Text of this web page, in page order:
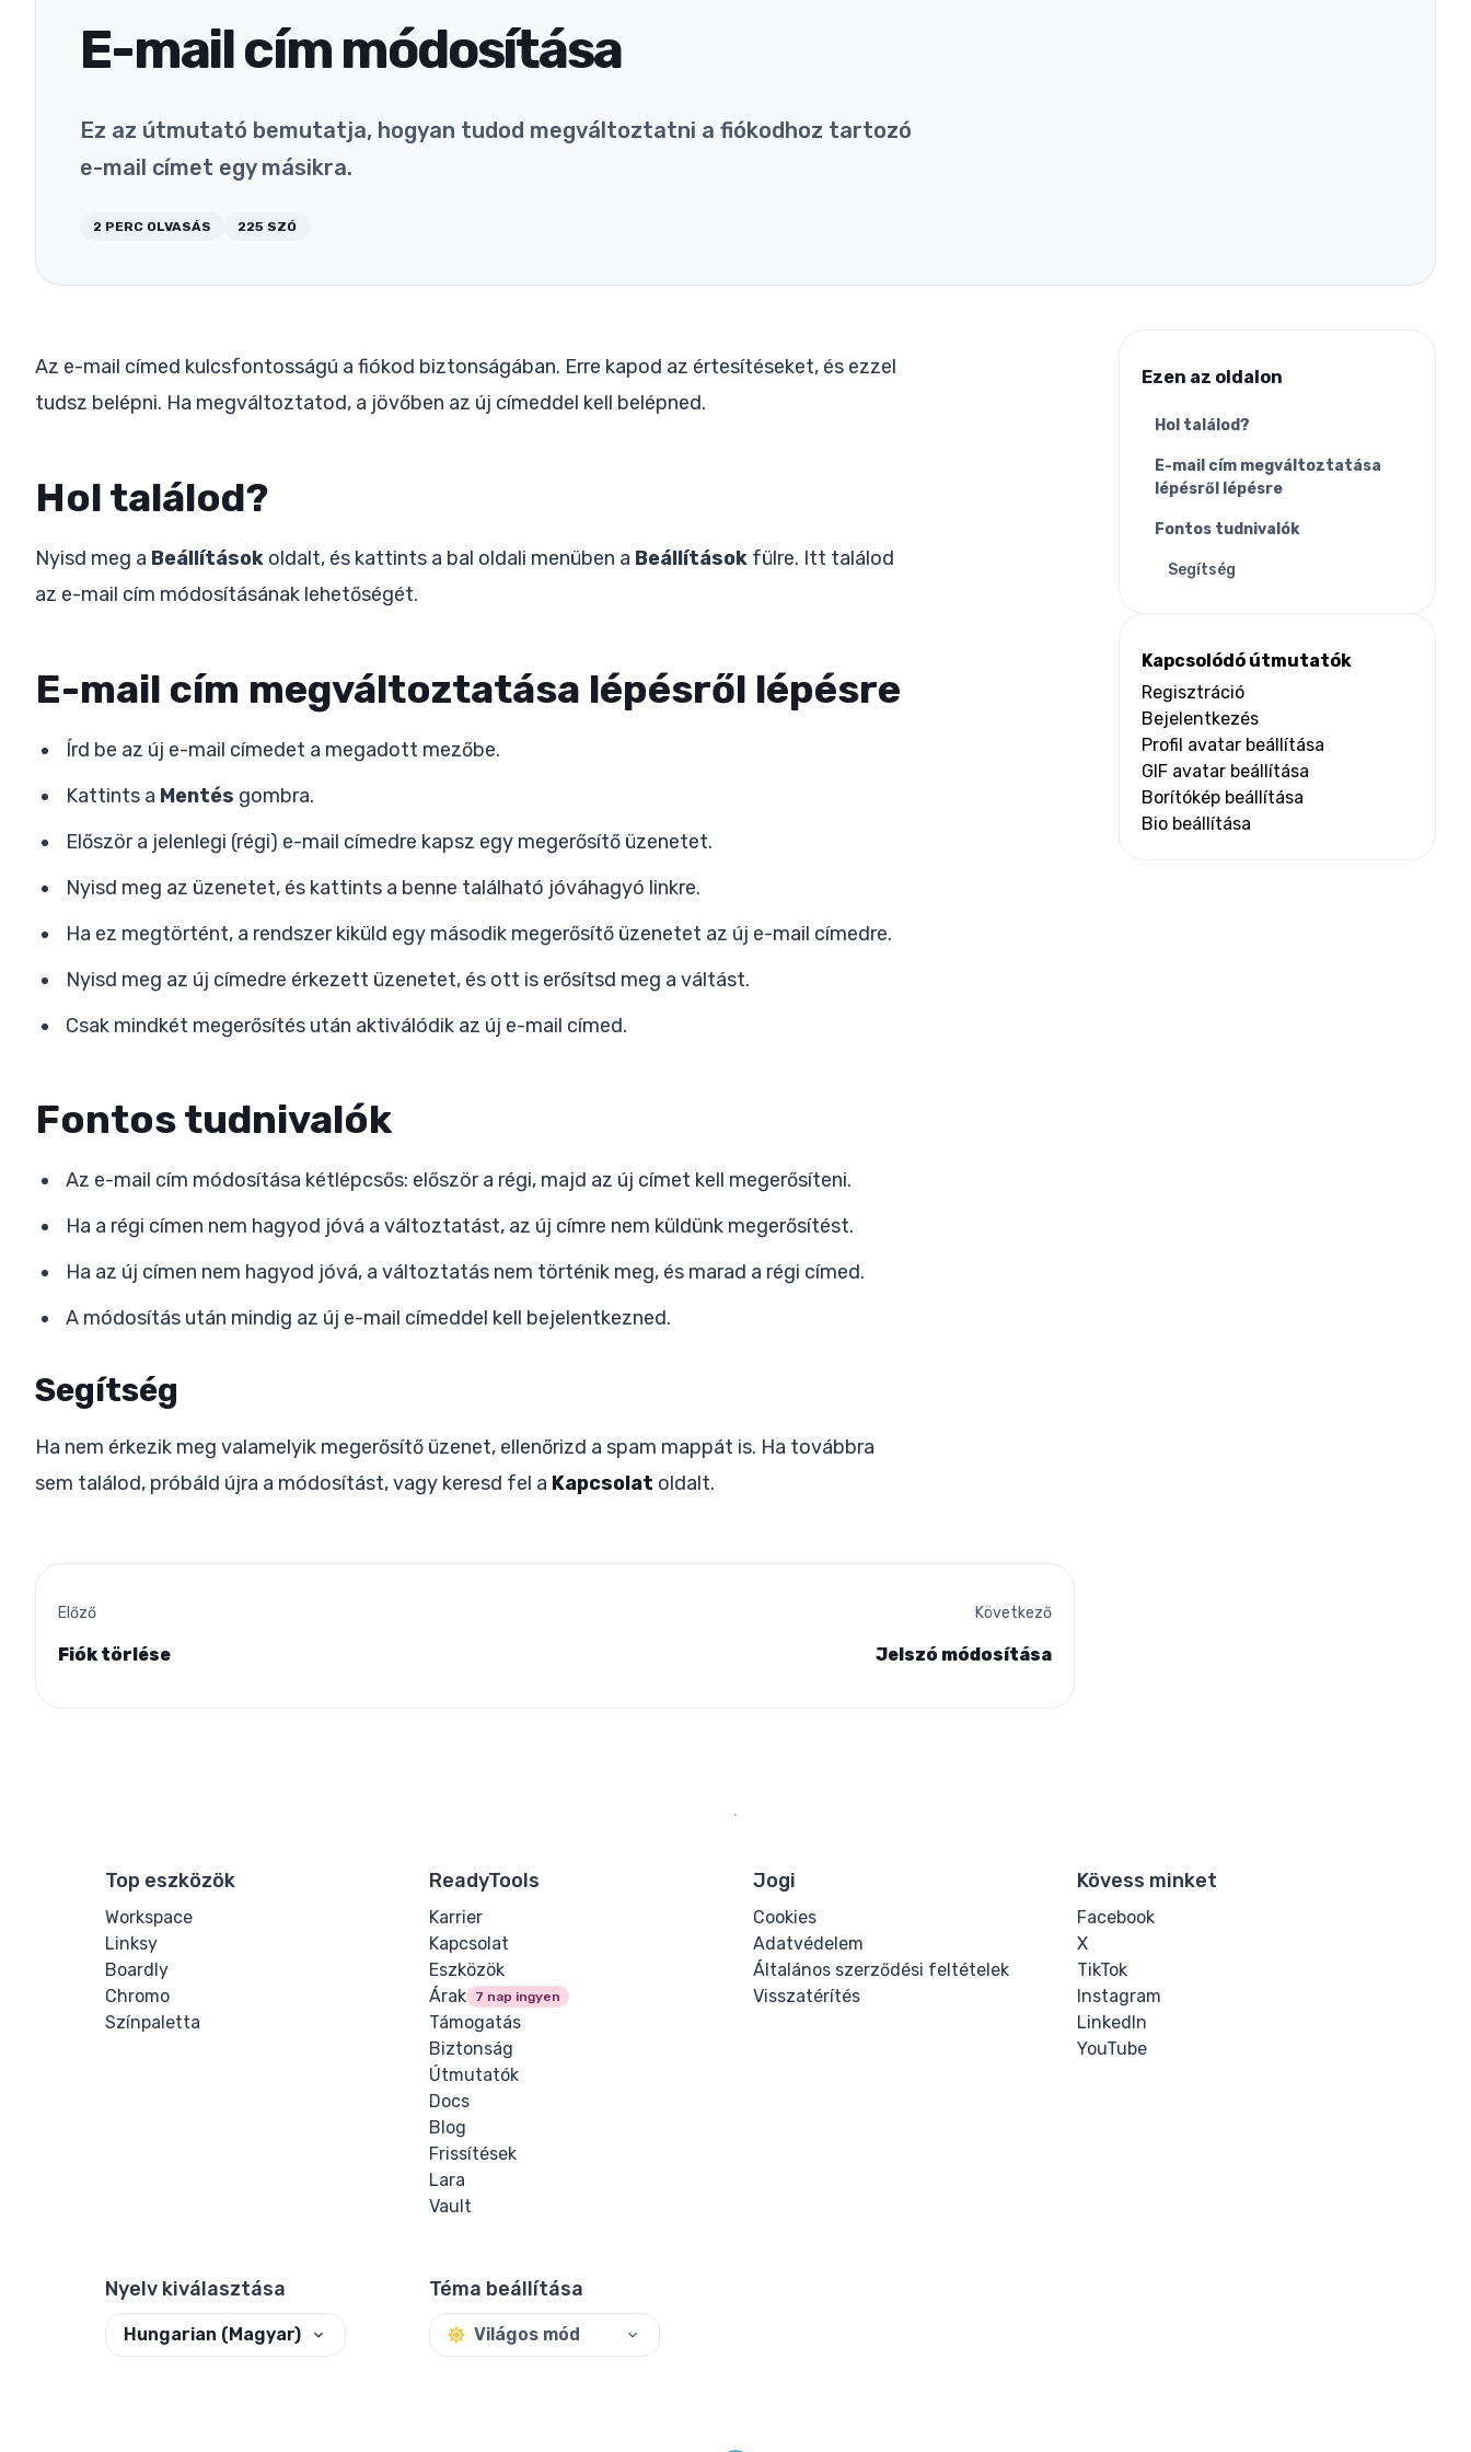
E-mail cím módosítása
Ez az útmutató bemutatja, hogyan tudod megváltoztatni a fiókodhoz tartozó
e-mail címet egy másikra.
2 PERC OLVASÁS 225 SZÓ
Az e-mail címed kulcsfontosságú a fiókod biztonságában. Erre kapod az értesítéseket, és ezzel
tudsz belépni. Ha megváltoztatod, a jövőben az új címeddel kell belépned.
Hol találod?
Nyisd meg a Beállítások oldalt, és kattints a bal oldali menüben a Beállítások fülre. Itt találod
az e-mail cím módosításának lehetőségét.
E-mail cím megváltoztatása lépésről lépésre
Írd be az új e-mail címedet a megadott mezőbe.
Kattints a Mentés gombra.
Először a jelenlegi (régi) e-mail címedre kapsz egy megerősítő üzenetet.
Nyisd meg az üzenetet, és kattints a benne található jóváhagyó linkre.
Ha ez megtörtént, a rendszer kiküld egy második megerősítő üzenetet az új e-mail címedre.
Nyisd meg az új címedre érkezett üzenetet, és ott is erősítsd meg a váltást.
Csak mindkét megerősítés után aktiválódik az új e-mail címed.
Fontos tudnivalók
Az e-mail cím módosítása kétlépcsős: először a régi, majd az új címet kell megerősíteni.
Ha a régi címen nem hagyod jóvá a változtatást, az új címre nem küldünk megerősítést.
Ha az új címen nem hagyod jóvá, a változtatás nem történik meg, és marad a régi címed.
A módosítás után mindig az új e-mail címeddel kell bejelentkezned.
Segítség
Ha nem érkezik meg valamelyik megerősítő üzenet, ellenőrizd a spam mappát is. Ha továbbra
sem találod, próbáld újra a módosítást, vagy keresd fel a Kapcsolat oldalt.
Előző
Fiók törlése
Következő
Jelszó módosítása
Ezen az oldalon
Hol találod?
E-mail cím megváltoztatása
lépésről lépésre
Fontos tudnivalók
Segítség
Kapcsolódó útmutatók
Regisztráció
Bejelentkezés
Profil avatar beállítása
GIF avatar beállítása
Borítókép beállítása
Bio beállítása
Top eszközök
Workspace
Linksy
Boardly
Chromo
Színpaletta
ReadyTools
Karrier
Kapcsolat
Eszközök
Árak
7 nap ingyen
Támogatás
Biztonság
Útmutatók
Docs
Blog
Frissítések
Lara
Vault
Jogi
Cookies
Adatvédelem
Általános szerződési feltételek
Visszatérítés
Kövess minket
Facebook
X
TikTok
Instagram
LinkedIn
YouTube
Nyelv kiválasztása
Hungarian (Magyar)
Téma beállítása
Világos mód